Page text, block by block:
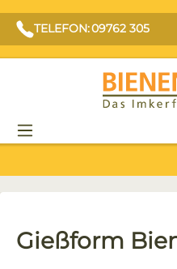
TELEFON: 09762 305
Gießform